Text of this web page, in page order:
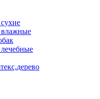
влажные